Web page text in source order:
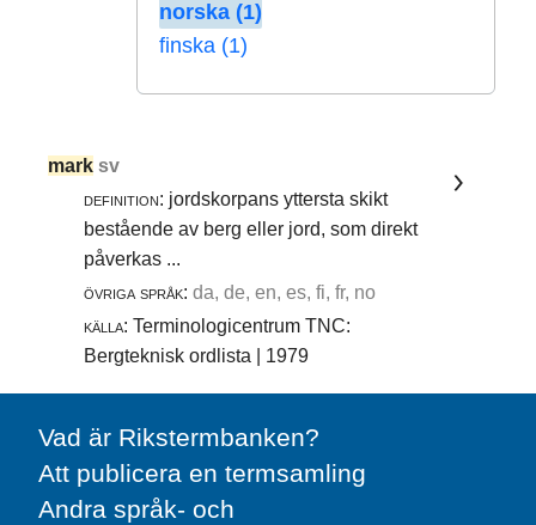
norska (1)
finska (1)
mark sv
definition: jordskorpans yttersta skikt
bestående av berg eller jord, som direkt
påverkas ...
övriga språk: da, de, en, es, fi, fr, no
källa: Terminologicentrum TNC:
Bergteknisk ordlista | 1979
Vad är Rikstermbanken?
Att publicera en termsamling
Andra språk- och